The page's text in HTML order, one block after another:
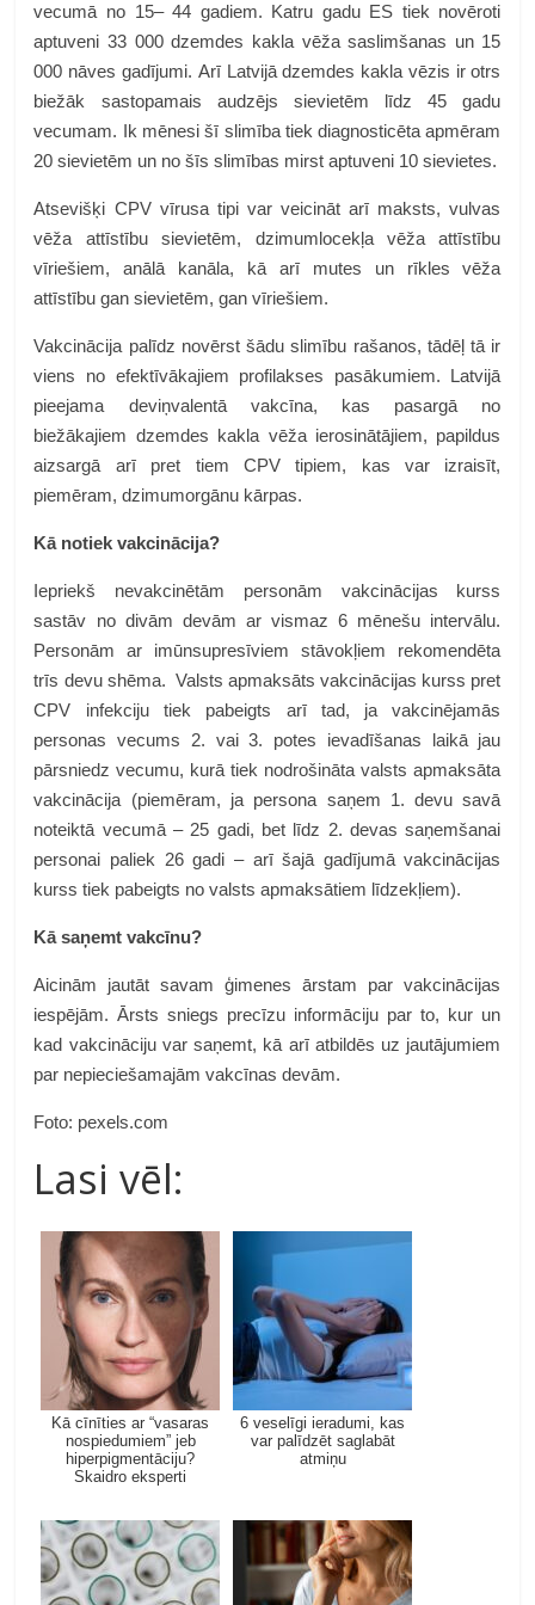
vecumā no 15– 44 gadiem. Katru gadu ES tiek novēroti
aptuveni 33 000 dzemdes kakla vēža saslimšanas un 15
000 nāves gadījumi. Arī Latvijā dzemdes kakla vēzis ir otrs
biežāk sastopamais audzējs sievietēm līdz 45 gadu
vecumam. Ik mēnesi šī slimība tiek diagnosticēta apmēram
20 sievietēm un no šīs slimības mirst aptuveni 10 sievietes.
Atsevišķi CPV vīrusa tipi var veicināt arī maksts, vulvas
vēža attīstību sievietēm, dzimumlocekļa vēža attīstību
vīriešiem, anālā kanāla, kā arī mutes un rīkles vēža
attīstību gan sievietēm, gan vīriešiem.
Vakcinācija palīdz novērst šādu slimību rašanos, tādēļ tā ir
viens no efektīvākajiem profilakses pasākumiem. Latvijā
pieejama deviņvalentā vakcīna, kas pasargā no
biežākajiem dzemdes kakla vēža ierosinātājiem, papildus
aizsargā arī pret tiem CPV tipiem, kas var izraisīt,
piemēram, dzimumorgānu kārpas.
Kā notiek vakcinācija?
Iepriekš nevakcinētām personām vakcinācijas kurss
sastāv no divām devām ar vismaz 6 mēnešu intervālu.
Personām ar imūnsupresīviem stāvokļiem rekomendēta
trīs devu shēma. Valsts apmaksāts vakcinācijas kurss pret
CPV infekciju tiek pabeigts arī tad, ja vakcinējamās
personas vecums 2. vai 3. potes ievadīšanas laikā jau
pārsniedz vecumu, kurā tiek nodrošināta valsts apmaksāta
vakcinācija (piemēram, ja persona saņem 1. devu savā
noteiktā vecumā – 25 gadi, bet līdz 2. devas saņemšanai
personai paliek 26 gadi – arī šajā gadījumā vakcinācijas
kurss tiek pabeigts no valsts apmaksātiem līdzekļiem).
Kā saņemt vakcīnu?
Aicinām jautāt savam ģimenes ārstam par vakcinācijas
iespējām. Ārsts sniegs precīzu informāciju par to, kur un
kad vakcināciju var saņemt, kā arī atbildēs uz jautājumiem
par nepieciešamajām vakcīnas devām.
Foto: pexels.com
Lasi vēl:
Kā cīnīties ar “vasaras
nospiedumiem” jeb
hiperpigmentāciju?
Skaidro eksperti
6 veselīgi ieradumi, kas
var palīdzēt saglabāt
atmiņu